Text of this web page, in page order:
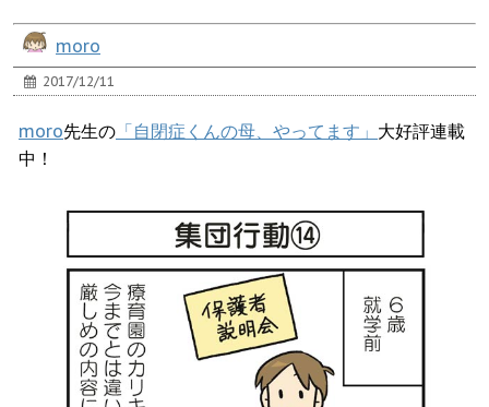
moro
2017/12/11
moro先生の 「自閉症くんの母、やってます」 大好評連載
中！